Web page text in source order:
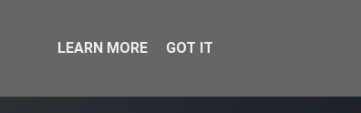
LEARN MORE GOT IT